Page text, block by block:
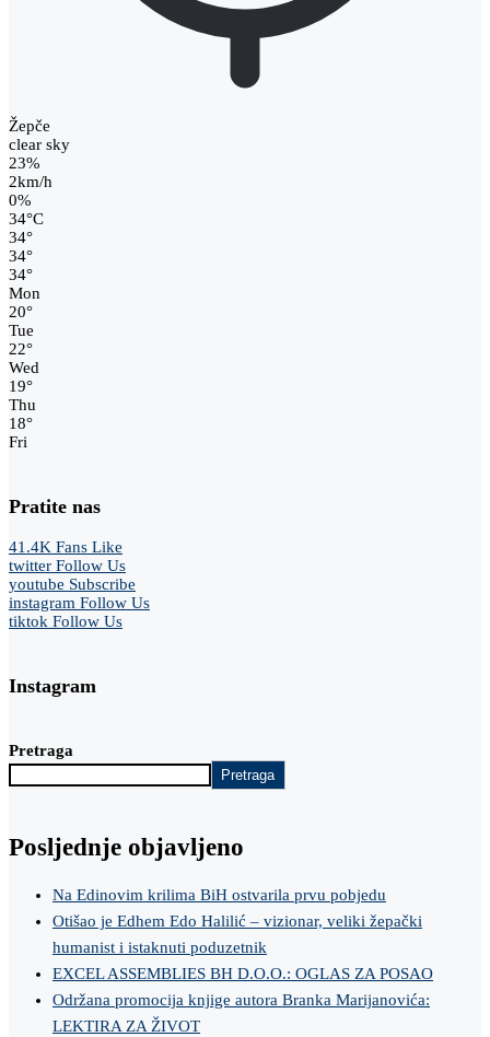
Žepče
clear sky
23%
2km/h
0%
34°C
34°
34°
34°
Mon
20°
Tue
22°
Wed
19°
Thu
18°
Fri
Pratite nas
41.4K Fans Like
twitter Follow Us
youtube Subscribe
instagram Follow Us
tiktok Follow Us
Instagram
Pretraga
Pretraga
Posljednje objavljeno
Na Edinovim krilima BiH ostvarila prvu pobjedu
Otišao je Edhem Edo Halilić – vizionar, veliki žepački
humanist i istaknuti poduzetnik
EXCEL ASSEMBLIES BH D.O.O.: OGLAS ZA POSAO
Održana promocija knjige autora Branka Marijanovića:
LEKTIRA ZA ŽIVOT